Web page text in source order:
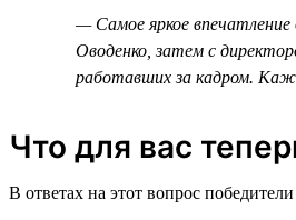
— Самое яркое впечатление
Оводенко, затем с
работавших за кадром.
Что для вас
В ответах на этот вопрос